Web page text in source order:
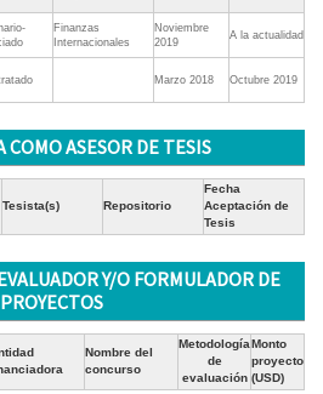
Finanzas
Internacionales
Noviembre
2019
A la actualidad
Marzo 2018 Octubre 2019
COMO ASESOR DE TESIS
Tesista(s) Repositorio
Fecha
Aceptación de
Tesis
Y/O FORMULADOR DE
PROYECTOS
Nombre del
concurso
Metodología
de
evaluación
Monto
proyecto
(USD)